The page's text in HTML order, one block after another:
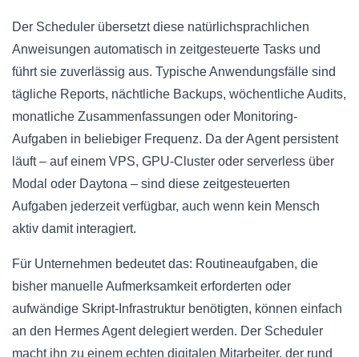
Der Scheduler übersetzt diese natürlichsprachlichen
Anweisungen automatisch in zeitgesteuerte Tasks und
führt sie zuverlässig aus. Typische Anwendungsfälle sind
tägliche Reports, nächtliche Backups, wöchentliche Audits,
monatliche Zusammenfassungen oder Monitoring-
Aufgaben in beliebiger Frequenz. Da der Agent persistent
läuft – auf einem VPS, GPU-Cluster oder serverless über
Modal oder Daytona – sind diese zeitgesteuerten
Aufgaben jederzeit verfügbar, auch wenn kein Mensch
aktiv damit interagiert.
Für Unternehmen bedeutet das: Routineaufgaben, die
bisher manuelle Aufmerksamkeit erforderten oder
aufwändige Skript-Infrastruktur benötigten, können einfach
an den Hermes Agent delegiert werden. Der Scheduler
macht ihn zu einem echten digitalen Mitarbeiter, der rund